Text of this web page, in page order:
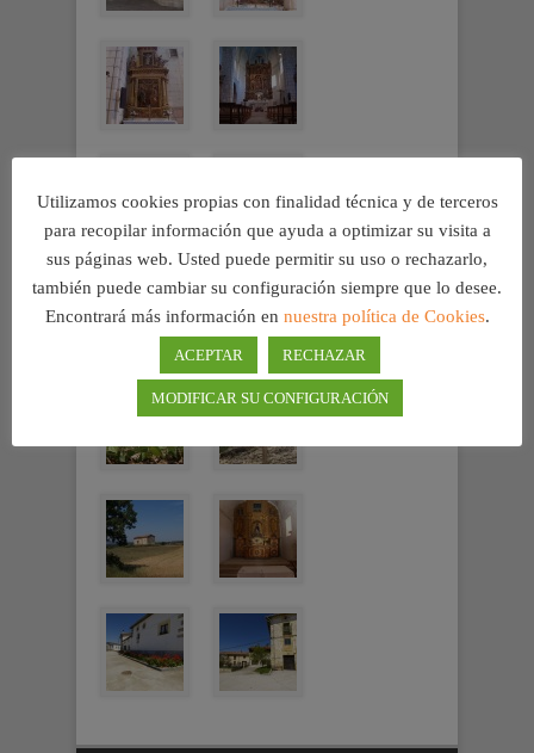
Utilizamos cookies propias con finalidad técnica y de terceros
para recopilar información que ayuda a optimizar su visita a
sus páginas web. Usted puede permitir su uso o rechazarlo,
también puede cambiar su configuración siempre que lo desee.
Encontrará más información en nuestra política de Cookies.
ACEPTAR RECHAZAR
MODIFICAR SU CONFIGURACIÓN